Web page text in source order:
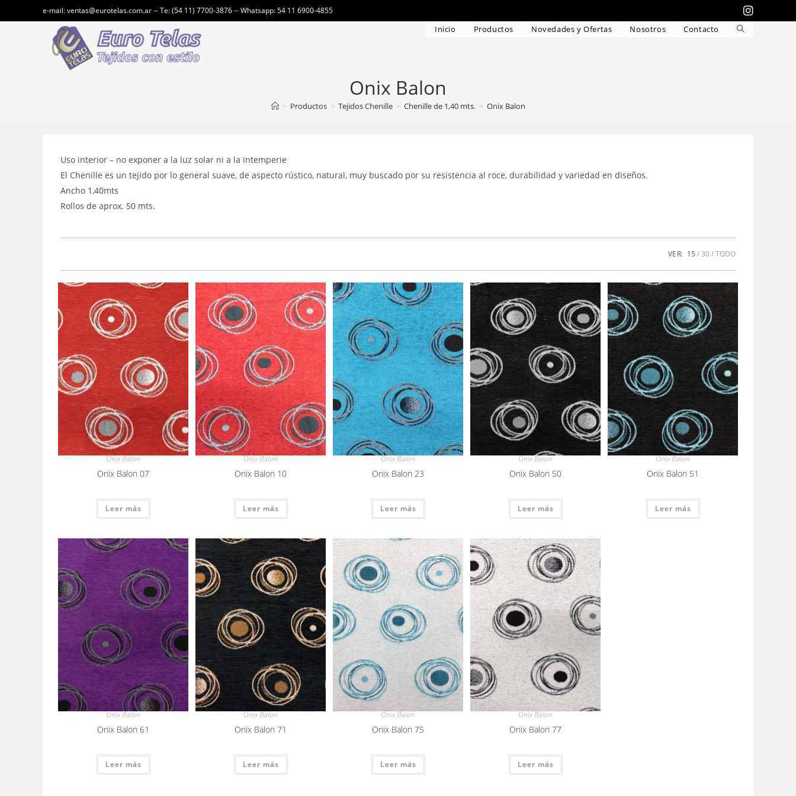
al
e-mail: ventas@eurotelas.com.ar -- Te: (54 11) 7700-3876 -- Whatsapp: 54 11 6900-4855
Inicio Productos Novedades y Ofertas Nosotros Contacto
Alternar
Onix Balon
> Productos > Tejidos Chenille > Chenille de 1,40 mts. > Onix Balon
Uso interior – no exponer a la luz solar ni a la intemperie
El Chenille es un tejido por lo general suave, de aspecto rústico, natural, muy buscado por su resistencia al roce, durabilidad y variedad en diseños.
Ancho 1,40mts
Rollos de aprox. 50 mts.
VER: 15 30 TODO
Onix Balon
Onix Balon 07
Leer más
Onix Balon
Onix Balon 10
Leer más
Onix Balon
Onix Balon 23
Leer más
Onix Balon
Onix Balon 50
Leer más
Onix Balon
Onix Balon 51
Leer más
Onix Balon
Onix Balon 61
Leer más
Onix Balon
Onix Balon 71
Leer más
Onix Balon
Onix Balon 75
Leer más
Onix Balon
Onix Balon 77
Leer más